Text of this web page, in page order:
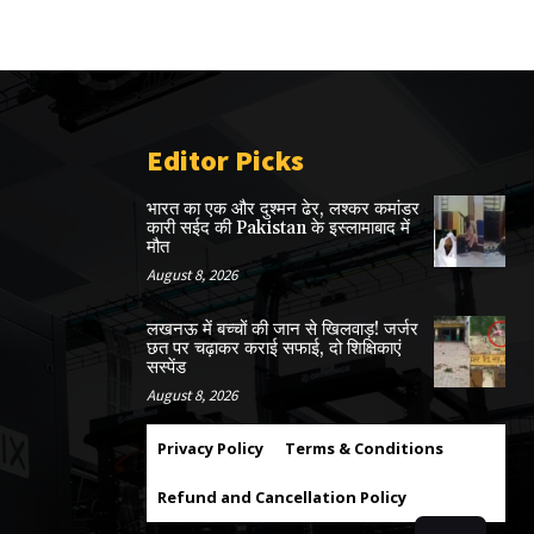
Editor Picks
भारत का एक और दुश्मन ढेर, लश्कर कमांडर
कारी सईद की Pakistan के इस्लामाबाद में
मौत
August 8, 2026
लखनऊ में बच्चों की जान से खिलवाड़! जर्जर
छत पर चढ़ाकर कराई सफाई, दो शिक्षिकाएं
सस्पेंड
August 8, 2026
Privacy Policy Terms & Conditions
Refund and Cancellation Policy